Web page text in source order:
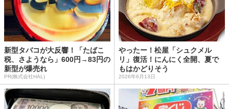
新型タバコが大反響！「たばこ
税、さようなら」600円→83円の
新型が爆売れ
PR(株式会社HAL)
やったー！松屋「シュクメル
リ」復活！にんにく全開、夏で
もはかどりそう
2026年6月13日